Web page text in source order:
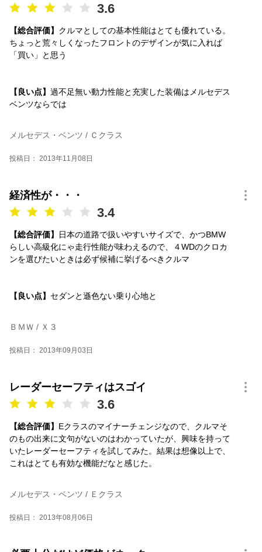
3.6
【総合評価】 クルマとしての基本性能はとても優れている。
ちょっと荒々しくなったフロントのデザインが気に入れば
「買い」と思う
【良い点】 過不足無い動力性能と充実した装備はメルセデス
ベンツならでは
メルセデス・ベンツ / Ｃクラス
投稿日： 2013年11月08日
経済性が・・・
3.4
【総合評価】
日本の道路で扱いやすいサイズで、かつBMW
らしい高級化にゃ走行性能が味わえるので、４WDのクロカ
ンを選びたいときは必ず候補に挙げるべきクルマ
【良い点】 セダンと遜色ない乗り心地と
ＢＭＷ / Ｘ３
投稿日： 2013年09月03日
レーダーセーフティはスゴイ
3.6
【総合評価】 Eクラスのマイナーチェンジなので、クルマそ
のもの出来に文句がないのはわかっていたが、興味を持って
いたレーダーセーフティを試してみた。結果は想像以上で、
これはとても有効な機能だなと感じた。
メルセデス・ベンツ / Ｅクラス
投稿日： 2013年08月06日